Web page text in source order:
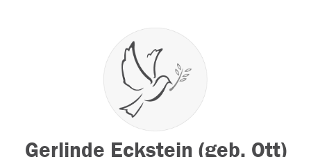
Gerlinde Eckstein (geb. Ott)